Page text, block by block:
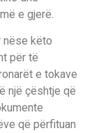
e gjerë.
nëse këto
për të
e tokave
një çështje që
që përfituan